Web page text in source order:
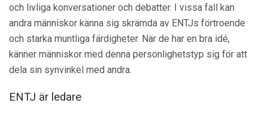
och livliga konversationer och debatter. I vissa fall kan
andra människor känna sig skrämda av ENTJs förtroende
och starka muntliga färdigheter. När de har en bra idé,
känner människor med denna personlighetstyp sig för att
dela sin synvinkel med andra.
ENTJ är ledare